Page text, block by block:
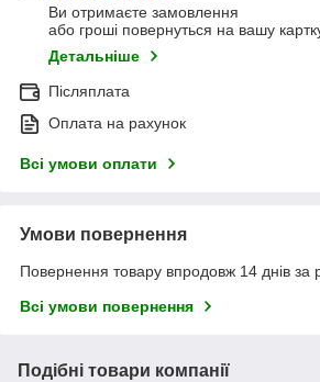
Ви отримаєте замовлення
або гроші повернуться на вашу
Детальніше
Післяплата
Оплата на рахунок
Всі умови оплати
Умови повернення
Повернення товару впродовж 14 днів за
Всі умови повернення
Подібні товари компанії